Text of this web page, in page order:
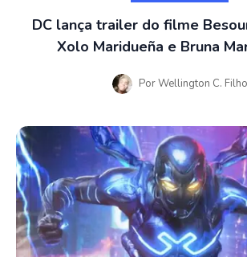
DC lança trailer do filme
Xolo Maridueña e Bruna
PorWellington C. Filho